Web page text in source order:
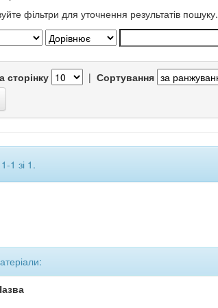
фільтри для уточнення результатів пошуку.
сторінку | Сортування
1 зі 1.